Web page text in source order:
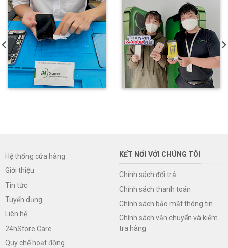
Hệ thống cửa hàng
Giới thiệu
Tin tức
Tuyển dụng
Liên hệ
24hStore Care
Quy chế hoạt động
KẾT NỐI VỚI CHÚNG TÔI
Chính sách đổi trả
Chính sách thanh toán
Chính sách bảo mật thông tin
Chính sách vận chuyển và kiểm
tra hàng